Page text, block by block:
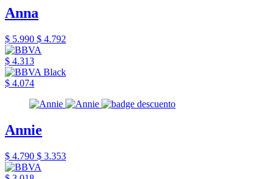
Anna
$ 5.990 $ 4.792
$ 4.313
$ 4.074
Annie
$ 4.790 $ 3.353